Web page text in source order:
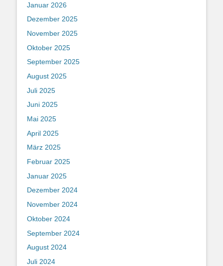
Januar 2026
Dezember 2025
November 2025
Oktober 2025
September 2025
August 2025
Juli 2025
Juni 2025
Mai 2025
April 2025
März 2025
Februar 2025
Januar 2025
Dezember 2024
November 2024
Oktober 2024
September 2024
August 2024
Juli 2024